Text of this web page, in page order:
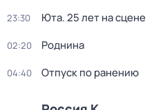
23:30 Юта. 25 лет на сцене
02:20 Роднина
04:40 Отпуск по ранению